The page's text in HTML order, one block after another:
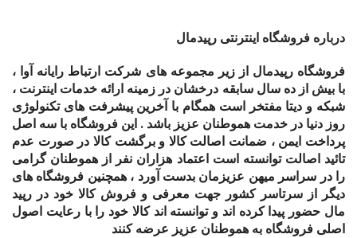
درباره فروشگاه اینترنتی رپیدمال
فروشگاه رپیدمال از زیر مجموعه های شرکت ارتباط رایانه آوا ،
با بیش از ده سال سابقه درخشان در زمینه ارائه خدمات اینترنت ،
شبکه و دیتا مفتخر است همگام با آخرین پیشرفت های تکنولوژی
روز دنیا در خدمت هموطنان عزیز باشد . این فروشگاه با سه اصل
پرداخت ایمن ، ضمانت اصالت کالا و برگشت کالا در صورت عدم
تائید اصالت توانسته است اعتماد هزاران نفر از هموطنان گرامی
را در سراسر میهن عزیزمان بدست آورد ، همچنین فروشگاه های
دیگر از سرتاسر کشور جهت معرفی و فروش کالا خود در رپید
مال حضور پیدا کرده اند و توانسته اند کالا خود را با رعایت اصول
اصلی فروشگاه به هموطنان عزیز عرضه کنند